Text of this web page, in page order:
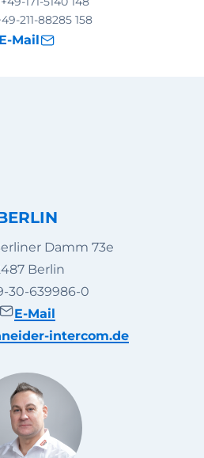
211-88285 158
E-Mail
Damm 73e
Berlin
30-639986-0
E-Mail
intercom.de